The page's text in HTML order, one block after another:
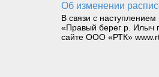
Об изменении
В связи с
«Правый берег р. Илыч
сайте ООО «РТК»